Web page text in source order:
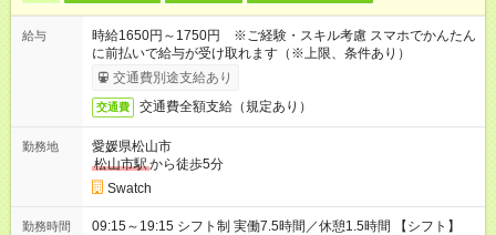
給与
時給1650円～1750円 ※ご経験・スキル考慮 スマホでかんたん
に前払いで給与が受け取れます（※上限、条件あり）
交通費別途支給あり
交通費 交通費全額支給（規定あり）
勤務地
愛媛県松山市
松山市駅から徒歩5分
Swatch
勤務時間
09:15～19:15 シフト制 実働7.5時間／休憩1.5時間 【シフト】